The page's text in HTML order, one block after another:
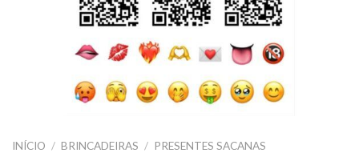
INÍCIO / BRINCADEIRAS / PRESENTES SACANAS